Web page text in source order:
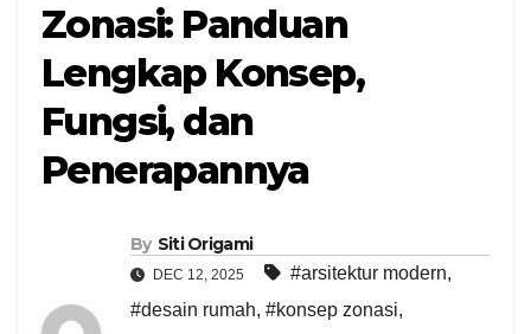
Zonasi: Panduan
Lengkap Konsep,
Fungsi, dan
Penerapannya
By Siti Origami
DEC 12, 2025 #arsitektur modern,
#desain rumah, #konsep zonasi,